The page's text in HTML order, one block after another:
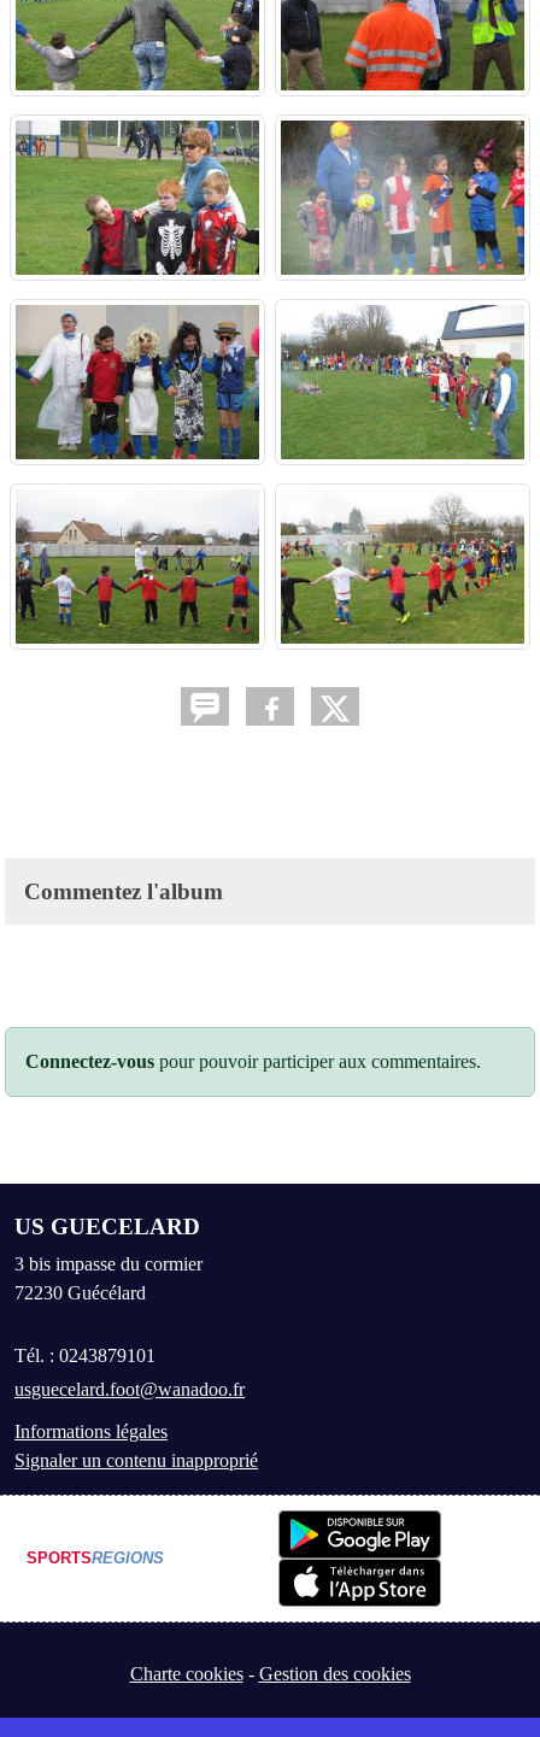
Commentez l'album
Connectez-vous pour pouvoir participer aux commentaires.
US GUECELARD
3 bis impasse du cormier
72230 Guécélard
Tél. : 0243879101
usguecelard.foot@wanadoo.fr
Informations légales
Signaler un contenu inapproprié
SPORTSREGIONS
Charte cookies Gestion des cookies